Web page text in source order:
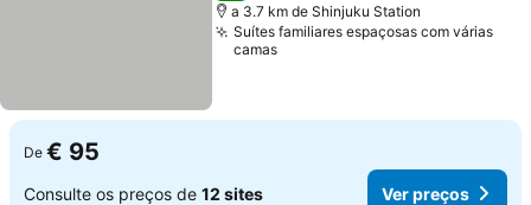
a 3.7 km de Shinjuku Station
Suítes familiares espaçosas com várias
camas
De € 95
Consulte os preços de 12 sites Ver preços